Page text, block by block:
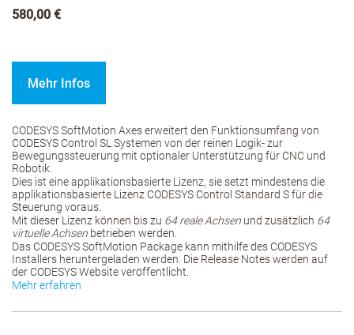
580,00 €
Mehr Infos
CODESYS SoftMotion Axes erweitert den Funktionsumfang von
CODESYS Control SL Systemen von der reinen Logik- zur
Bewegungssteuerung mit optionaler Unterstützung für CNC und
Robotik.
Dies ist eine applikationsbasierte Lizenz, sie setzt mindestens die
applikationsbasierte Lizenz CODESYS Control Standard S für die
Steuerung voraus.
Mit dieser Lizenz können bis zu 64 reale Achsen und zusätzlich 64
virtuelle Achsen betrieben werden.
Das CODESYS SoftMotion Package kann mithilfe des CODESYS
Installers heruntergeladen werden. Die Release Notes werden auf
der CODESYS Website veröffentlicht.
Mehr erfahren